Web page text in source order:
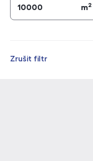
m2
Zrušit filtr